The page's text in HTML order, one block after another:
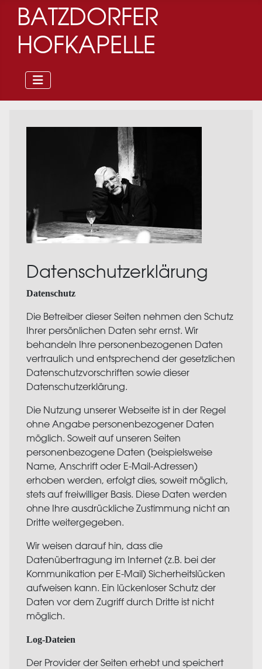
BATZDORFER
HOFKAPELLE
Datenschutzerklärung
Datenschutz
Die Betreiber dieser Seiten nehmen den Schutz
Ihrer persönlichen Daten sehr ernst. Wir
behandeln Ihre personenbezogenen Daten
vertraulich und entsprechend der gesetzlichen
Datenschutzvorschriften sowie dieser
Datenschutzerklärung.
Die Nutzung unserer Webseite ist in der Regel
ohne Angabe personenbezogener Daten
möglich. Soweit auf unseren Seiten
personenbezogene Daten (beispielsweise
Name, Anschrift oder E-Mail-Adressen)
erhoben werden, erfolgt dies, soweit möglich,
stets auf freiwilliger Basis. Diese Daten werden
ohne Ihre ausdrückliche Zustimmung nicht an
Dritte weitergegeben.
Wir weisen darauf hin, dass die
Datenübertragung im Internet (z.B. bei der
Kommunikation per E-Mail) Sicherheitslücken
aufweisen kann. Ein lückenloser Schutz der
Daten vor dem Zugriff durch Dritte ist nicht
möglich.
Log-Dateien
Der Provider der Seiten erhebt und speichert